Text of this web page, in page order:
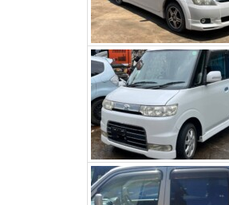
ダイハツタント（笛
スズキワゴンR（甲